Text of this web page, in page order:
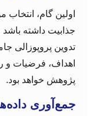
اولین گام،
جذابیت داشته
تدوین پروپوزالی
اهداف، فرضیات و
پژوهش خواهد بود.
جمع‌آوری